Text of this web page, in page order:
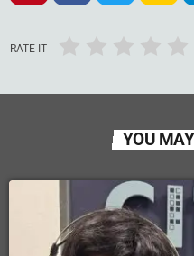
RATE IT
YOU